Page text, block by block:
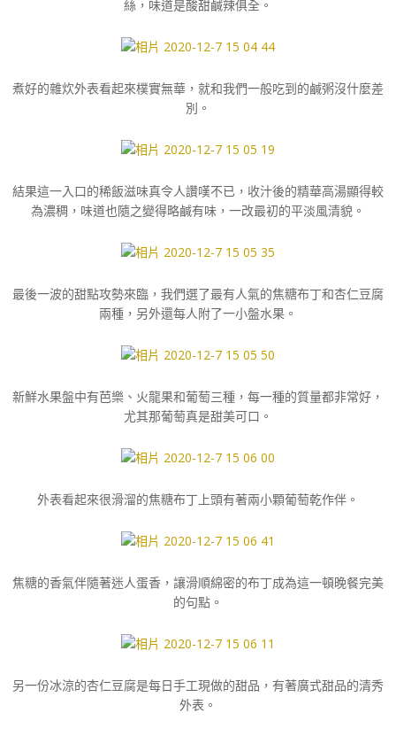
絲，味道是酸甜鹹辣俱全。
煮好的雜炊外表看起來樸實無華，就和我們一般吃到的鹹粥沒什麼差
別。
結果這一入口的稀飯滋味真令人讚嘆不已，收汁後的精華高湯顯得較
為濃稠，味道也隨之變得略鹹有味，一改最初的平淡風清貌。
最後一波的甜點攻勢來臨，我們選了最有人氣的焦糖布丁和杏仁豆腐
兩種，另外還每人附了一小盤水果。
新鮮水果盤中有芭樂、火龍果和葡萄三種，每一種的質量都非常好，
尤其那葡萄真是甜美可口。
外表看起來很滑溜的焦糖布丁上頭有著兩小顆葡萄乾作伴。
焦糖的香氣伴隨著迷人蛋香，讓滑順綿密的布丁成為這一頓晚餐完美
的句點。
另一份冰涼的杏仁豆腐是每日手工現做的甜品，有著廣式甜品的清秀
外表。